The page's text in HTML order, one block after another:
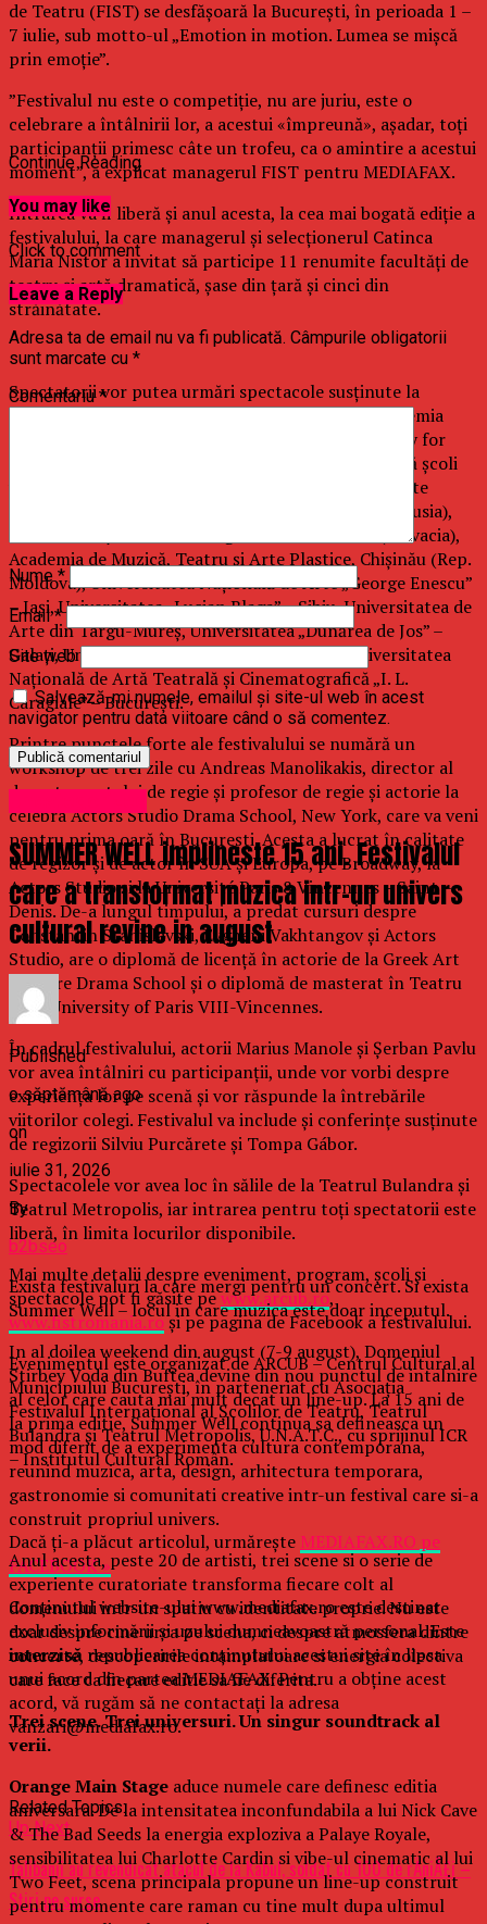
de Teatru (FIST) se desfăşoară la Bucureşti, în perioada 1 –
7 iulie, sub motto-ul „Emotion in motion. Lumea se mişcă
prin emoţie”.
”Festivalul nu este o competiţie, nu are juriu, este o
celebrare a întâlnirii lor, a acestui «împreună», aşadar, toţi
participanţii primesc câte un trofeu, ca o amintire a acestui
moment”, a explicat managerul FIST pentru MEDIAFAX.
Intrarea va fi liberă şi anul acesta, la cea mai bogată ediţie a
festivalului, la care managerul şi selecţionerul Catinca
Maria Nistor a invitat să participe 11 renumite facultăţi de
teatru şi artă dramatică, şase din ţară şi cinci din
străinătate.
Spectatorii vor putea urmări spectacole susţinute la
Teatrul Metropolis şi la Teatrul Bulandra de Accademia
Teatrale Veneta – Veneţia (Italia), Athanor Academy for
Theatre and Film – Passau (Germania) – aceste două şcoli
vor participa pentru prima dată în cadrul FIST, State
Institute of Performing Arts – Sankt Petersburg (Rusia),
The Academy Of Performing Arts in Bratislava (Slovacia),
Academia de Muzică, Teatru şi Arte Plastice, Chişinău (Rep.
Moldova), Universitatea Naţională de Arte „George Enescu”
– Iaşi, Universitatea „Lucian Blaga” – Sibiu, Universitatea de
Arte din Târgu-Mureş, Universitatea „Dunărea de Jos” –
Galaţi, Universitatea Hyperion – Bucureşti, Universitatea
Naţională de Artă Teatrală şi Cinematografică „I. L.
Caragiale” – Bucureşti.
Printre punctele forte ale festivalului se numără un
workshop de trei zile cu Andreas Manolikakis, director al
departamentului de regie şi profesor de regie şi actorie la
celebra Actors Studio Drama School, New York, care va veni
pentru prima oară în Bucureşti. Acesta a lucrat în calitate
de regizor şi de actor în SUA şi Europa, pe Broadway, la
Actors Studio şi la Université Paris 8 Vincennes – Saint –
Denis. De-a lungul timpului, a predat cursuri despre
Constantin Stanislavski, Evgheni Vakhtangov şi Actors
Studio, are o diplomă de licenţă în actorie de la Greek Art
Theatre Drama School şi o diplomă de masterat în Teatru
de la University of Paris VIII-Vincennes.
În cadrul festivalului, actorii Marius Manole şi Şerban Pavlu
vor avea întâlniri cu participanţii, unde vor vorbi despre
experienţa lor pe scenă şi vor răspunde la întrebările
viitorilor colegi. Festivalul va include şi conferinţe susţinute
de regizorii Silviu Purcărete şi Tompa Gábor.
Spectacolele vor avea loc în sălile de la Teatrul Bulandra şi
Teatrul Metropolis, iar intrarea pentru toţi spectatorii este
liberă, în limita locurilor disponibile.
Mai multe detalii despre eveniment, program, şcoli şi
spectacole pot fi găsite pewww.arcub.ro,
www.fistromania.roşi pe pagina de Facebook a festivalului.
Evenimentul este organizat de ARCUB – Centrul Cultural al
Municipiului Bucureşti, în parteneriat cu Asociaţia
Festivalul Internaţional al Şcolilor de Teatru, Teatrul
Bulandra şi Teatrul Metropolis, U.N.A.T.C., cu sprijinul ICR
– Institutul Cultural Român.
Dacă ţi-a plăcut articolul, urmăreşte MEDIAFAX.RO pe
FACEBOOK »
Conținutul website-ului www.mediafax.ro este destinat
exclusiv informării și uzului dumneavoastră personal. Este
interzisă republicarea conținutului acestui site în lipsa
unui acord din partea MEDIAFAX. Pentru a obține acest
acord, vă rugăm să ne contactați la adresa
vanzari@mediafax.ro.
Related Topics:
Up Next
Talibanii au revendicat atacul de la Kabul, soldat cu 100 de rÄniÅ£i –
Stiri pe surse
Continue Reading
You may like
Click to comment
Leave a Reply
Adresa ta de email nu va fi publicată. Câmpurile obligatorii
sunt marcate cu *
Comentariu*
Nume*
Email*
Site web
Salvează-mi numele, emailul și site-ul web în acest
navigator pentru data viitoare când o să comentez.
SUMMER WELL implineste 15 ani. Festivalul
care a transformat muzica intr-un univers
cultural revine in august
Published
o săptămână ago
on
iulie 31, 2026
By
b2bseo
Exista festivaluri la care mergi pentru un concert. Si exista
Summer Well – locul in care muzica este doar inceputul.
In al doilea weekend din august (7-9 august), Domeniul
Stirbey Voda din Buftea devine din nou punctul de intalnire
al celor care cauta mai mult decat un line-up. La 15 ani de
la prima editie, Summer Well continua sa defineasca un
mod diferit de a experimenta cultura contemporana,
reunind muzica, arta, design, arhitectura temporara,
gastronomie si comunitati creative intr-un festival care si-a
construit propriul univers.
Anul acesta, peste 20 de artisti, trei scene si o serie de
experiente curatoriate transforma fiecare colt al
domeniului intr-un spatiu cu identitate proprie. Nu este
doar despre cine urca pe scena, ci despre atmosfera dintre
concerte, descoperirile intamplatoare si energia colectiva
care face ca fiecare editie sa fie diferita.
Trei scene. Trei universuri. Un singur soundtrack al
verii.
Orange Main Stage aduce numele care definesc editia
aniversara. De la intensitatea inconfundabila a lui Nick Cave
& The Bad Seeds la energia exploziva a Palaye Royale,
sensibilitatea lui Charlotte Cardin si vibe-ul cinematic al lui
Two Feet, scena principala propune un line-up construit
pentru momente care raman cu tine mult dupa ultimul